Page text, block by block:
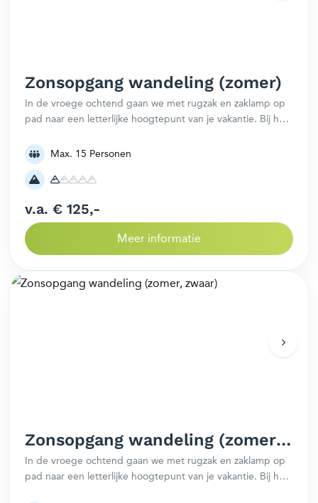
Zonsopgang wandeling (zomer)
In de vroege ochtend gaan we met rugzak en zaklamp op
pad naar een letterlijke hoogtepunt van je vakantie. Bij het
geweldig mooi kleurenspel en de bergtoppen krijgen een
gouden gloed.
Max. 15 Personen
v.a. € 125,-
Meer informatie
Zonsopgang wandeling (zomer,
zwaar)
In de vroege ochtend gaan we met rugzak en zaklamp op
pad naar een letterlijke hoogtepunt van je vakantie. Bij het